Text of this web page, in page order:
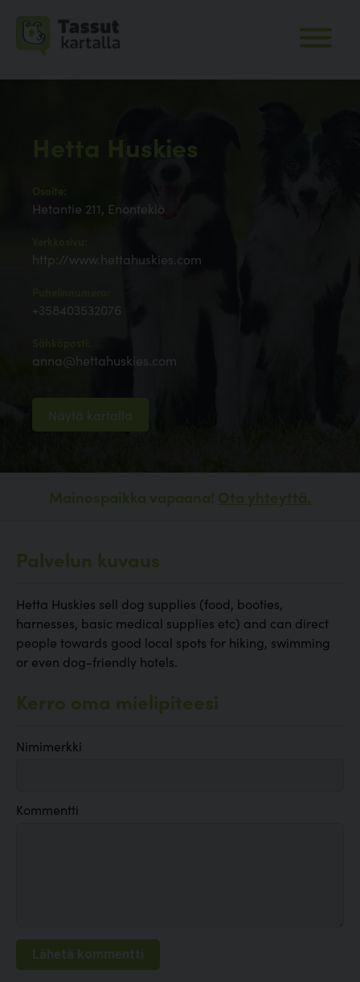
Hetta Huskies
Hetantie 211, Enontekiö
http://www.hettahuskies.com
+358403532076
anna@hettahuskies.com
Näytä kartalla
Mainospaikka vapaana! Ota yhteyttä.
Palvelun kuvaus
Hetta Huskies sell dog supplies (food, booties,
harnesses, basic medical supplies etc) and can direct
people towards good local spots for hiking, swimming
or even dog-friendly hotels.
Kerro oma mielipiteesi
Nimimerkki
Kommentti